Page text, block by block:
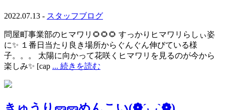
2022.07.13 - スタッフブログ
問屋町事業部のヒマワリ🌻🌻🌻 すっかりヒマワリらしぃ姿
に✨ １番日当たり良き場所からぐんぐん伸びている様
子。。。 太陽に向かって花咲くヒマワリを見るのが今から
楽しみ✨ [cap ... 続きを読む